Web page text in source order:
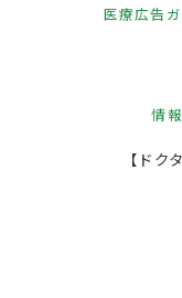
医療広告
情
【ドク